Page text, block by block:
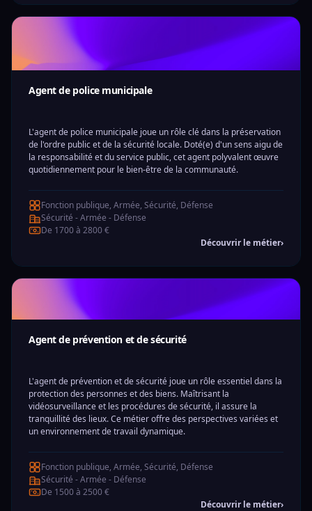
Agent de police municipale
L'agent de police municipale joue un rôle clé dans la préservation
de l'ordre public et de la sécurité locale. Doté(e) d'un sens aigu de
la responsabilité et du service public, cet agent polyvalent œuvre
quotidiennement pour le bien-être de la communauté.
Fonction publique, Armée, Sécurité, Défense
Sécurité - Armée - Défense
De 1700 à 2800 €
Découvrir le métier›
Agent de prévention et de sécurité
L'agent de prévention et de sécurité joue un rôle essentiel dans la
protection des personnes et des biens. Maîtrisant la
vidéosurveillance et les procédures de sécurité, il assure la
tranquillité des lieux. Ce métier offre des perspectives variées et
un environnement de travail dynamique.
Fonction publique, Armée, Sécurité, Défense
Sécurité - Armée - Défense
De 1500 à 2500 €
Découvrir le métier›